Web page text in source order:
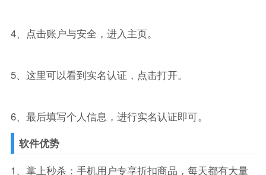
4、点击账户与安全，进入主页。
5、这里可以看到实名认证，点击打开。
6、最后填写个人信息，进行实名认证即可。
软件优势
1、掌上秒杀：手机用户专享折扣商品，每天都有大量